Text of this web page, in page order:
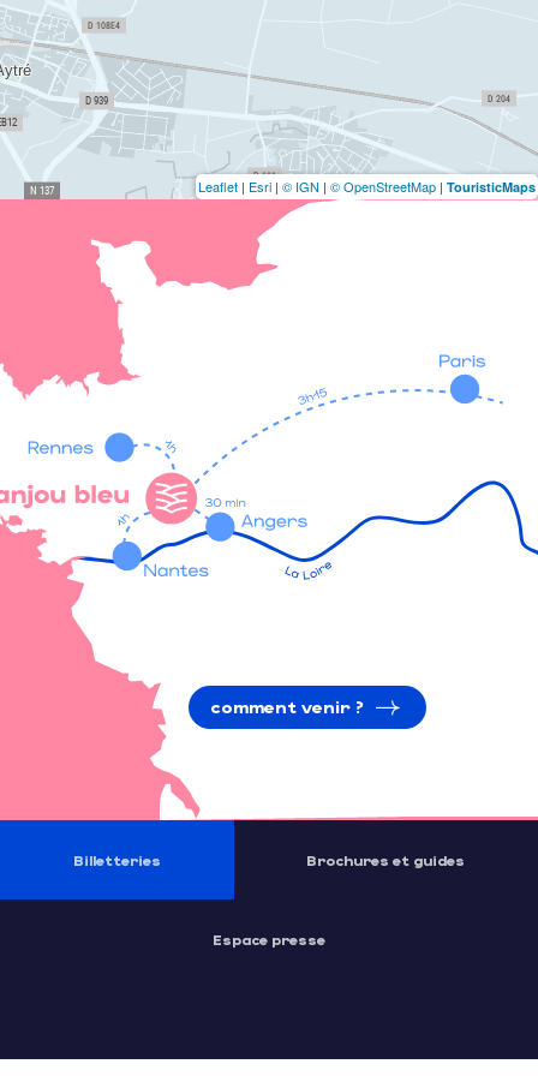
Leaflet | Esri | © IGN | © OpenStreetMap | TouristicMaps
comment venir ?
Billetteries Brochures et guides
Espace presse